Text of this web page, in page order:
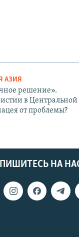
АЗИЯ
решение».
в Центральной
от проблемы?
НА